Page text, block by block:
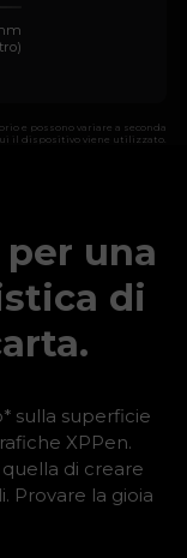
e possono variare a seconda
il dispositivo viene utilizzato.
una
di
sulla superficie
XPPen.
di creare
Provare la gioia